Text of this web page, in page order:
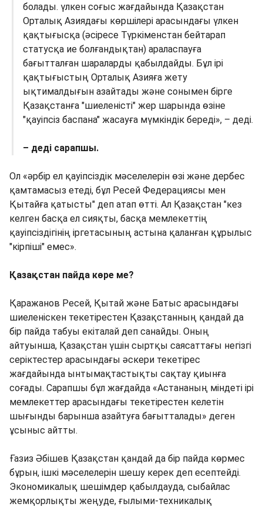
болады. үлкен соғыс жағдайында Қазақстан
Орталық Азиядағы көршілері арасындағы үлкен
қақтығысқа (әсіресе Түркіменстан бейтарап
статусқа ие болғандықтан) араласпауға
бағытталған шараларды қабылдайды. Бұл ірі
қақтығыстың Орталық Азияға жету
ықтималдығын азайтады және сонымен бірге
Қазақстанға "шиеленісті" жер шарында өзіне
"қауіпсіз баспана" жасауға мүмкіндік береді», – деді.
– деді сарапшы.
Ол «әрбір ел қауіпсіздік мәселелерін өзі және дербес
қамтамасыз етеді, бұл Ресей Федерациясы мен
Қытайға қатысты" деп атап өтті. Ал Қазақстан "кез
келген басқа ел сияқты, басқа мемлекеттің
қауіпсіздігінің іргетасының астына қаланған құрылыс
"кірпіші" емес».
Қазақстан пайда көре ме?
Қаражанов Ресей, Қытай және Батыс арасындағы
шиеленіскен текетірестен Қазақстанның қандай да
бір пайда табуы екіталай деп санайды. Оның
айтуынша, Қазақстан үшін сыртқы саясаттағы негізгі
серіктестер арасындағы әскери текетірес
жағдайында ынтымақтастықты сақтау қиынға
соғады. Сарапшы бұл жағдайда «Астананың міндеті ірі
мемлекеттер арасындағы текетірестен келетін
шығынды барынша азайтуға бағытталады» деген
ұсыныс айтты.
Ғазиз Әбішев Қазақстан қандай да бір пайда көрмес
бұрын, ішкі мәселелерін шешу керек деп есептейді.
Экономикалық шешімдер қабылдауда, сыбайлас
жемқорлықты жеңуде, ғылыми-техникалық